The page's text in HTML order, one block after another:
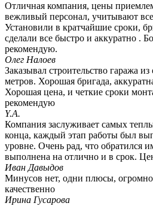
Отличная компания, цены
вежливый персонал, учитывают
Установили в кратчайшие сроки,
сделали все быстро и аккуратно .
рекомендую.
Олег Налоев
Заказывал строительство гаража
метров. Хорошая бригада,
Хорошая цена, и четкие сроки
рекомендую
Y.A.
Компания заслуживает самых
конца, каждый этап работы был
уровне. Очень рад, что обратился
выполнена на отлично и в срок.
Иван Давыдов
Минусов нет, одни плюсы,
качественно
Ирина Гусарова